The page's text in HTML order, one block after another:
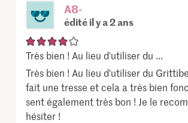
A8-
édité il y a 2 ans
Très bien ! Au lieu d'utiliser du ...
Très bien ! Au lieu d'utiliser du
fait une tresse et cela a très bien
sent également très bon ! Je le
hésiter !